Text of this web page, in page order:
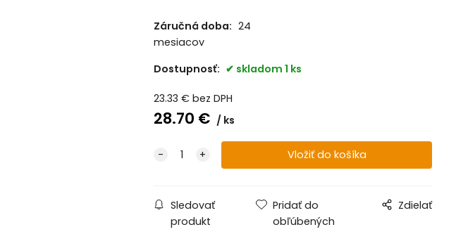
Záručná doba: 24
mesiacov
Dostupnosť:
skladom 1 ks
23.33 € bez DPH
28.70 € ks
Sledovať
produkt
Pridať do
obľúbených
Zdielať